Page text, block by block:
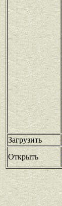
Загрузить
Открыть